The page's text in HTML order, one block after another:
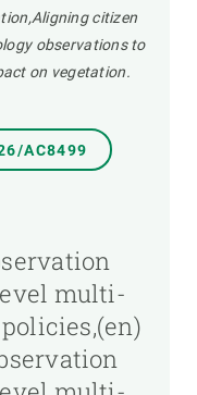
citizen
observations to
on vegetation.
AC8499
multi-